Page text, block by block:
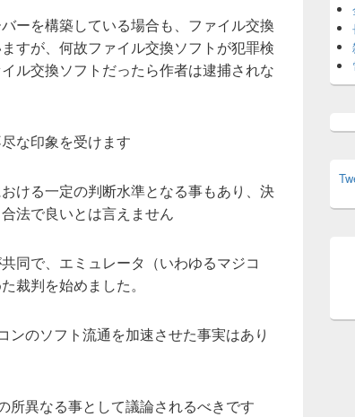
ーを構築している場合も、ファイル交換
すが、何故ファイル交換ソフトが犯罪検
ル交換ソフトだったら作者は逮捕されな
な印象を受けます
ける一定の判断水準となる事もあり、決
法で良いとは言えません
同で、エミュレータ（いわゆるマジコ
裁判を始めました。
ンのソフト流通を加速させた事実はあり
所異なる事として議論されるべきです